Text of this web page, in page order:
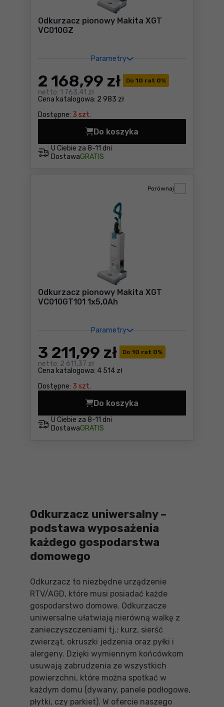
Odkurzacz pionowy Makita XGT
VC010GZ
Parametry
Do 10 rat 0%
Cena katalogowa: 2 983 zł
2 168,99 zł
netto: 1 763,41 zł
Dostępne: 3 szt.
U Ciebie za 8-11 dni
DostawaGRATIS
Do koszyka
Odkurzacz pionowy Makita
Odkurzacz pionowy Makita XGT
VC010GT101 1x5,0Ah
Parametry
Do 10 rat 0%
Cena katalogowa: 4 514 zł
3 211,99 zł
netto: 2 611,37 zł
Dostępne: 3 szt.
Porównaj
U Ciebie za 8-11 dni
DostawaGRATIS
Do koszyka
Odkurzacz pionowy Makita
Odkurzacz uniwersalny –
podstawa wyposażenia
każdego gospodarstwa
domowego
Odkurzacz to niezbędne urządzenie
RTV/AGD, które musi posiadać każde
gospodarstwo domowe. Odkurzacze
uniwersalne ułatwiają nierówną walkę z
zanieczyszczeniami tj.: kurz, sierść
zwierząt, okruszki jedzenia oraz pyłki i
alergeny. Dzięki wymiennym końcówkom
usuwają zabrudzenia ze wszystkich
powierzchni, które można spotkać w
każdym domu (dywany, panele podłogowe,
płytki, czy parkiet). W ofercie naszego